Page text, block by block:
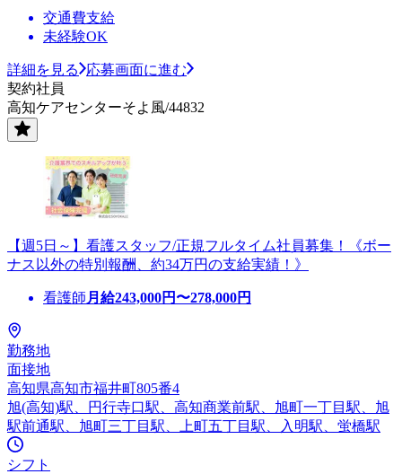
交通費支給
未経験OK
詳細を見る
応募画面に進む
契約社員
高知ケアセンターそよ風/44832
【週5日～】看護スタッフ/正規フルタイム社員募集！《ボー
ナス以外の特別報酬、約34万円の支給実績！》
看護師 月給243,000円〜278,000円
勤務地
面接地
高知県高知市福井町805番4
旭(高知)駅、円行寺口駅、高知商業前駅、旭町一丁目駅、旭
駅前通駅、旭町三丁目駅、上町五丁目駅、入明駅、蛍橋駅
シフト